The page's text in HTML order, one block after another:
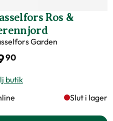
Ros &
Garden
90
butik
Slut i lager